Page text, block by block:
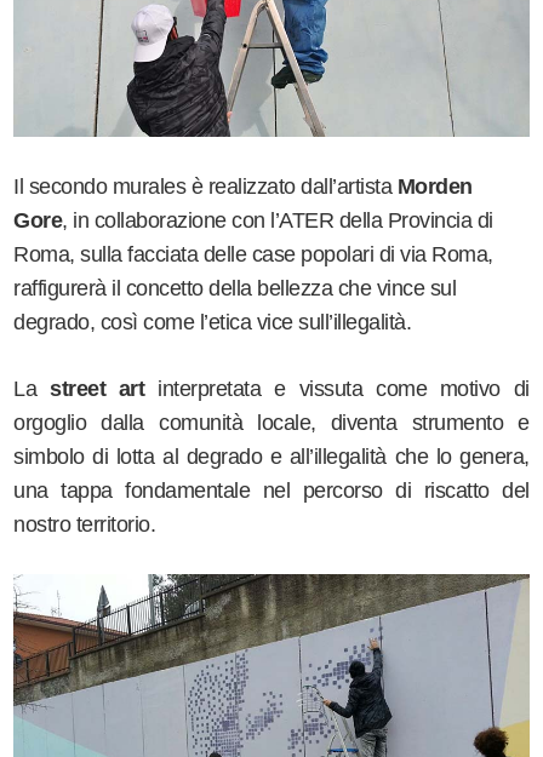
Il secondo murales è realizzato dall’artista Morden
Gore, in collaborazione con l’ATER della Provincia di
Roma, sulla facciata delle case popolari di via Roma,
raffigurerà il concetto della bellezza che vince sul
degrado, così come l’etica vice sull’illegalità.
Lastreet artinterpretata e vissuta come motivo di
orgoglio dalla comunità locale, diventa strumento e
simbolo di lotta al degrado e all’illegalità che lo genera,
una tappa fondamentale nel percorso di riscatto del
nostro territorio.